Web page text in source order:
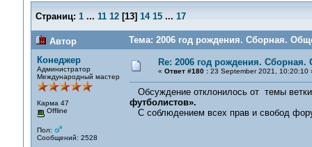
Страниц: 1 ... 11 12[13] 14 15 ... 17
Автор
Тема: 2006 год рождения. Сборная.
Конеджер
Администратор
Международный мастер
Карма 47
Offline
Пол:
Сообщений: 2528
Re: 2006 год рождения.
« Ответ #180 :23 September 2021, 10:20:10
Обсуждение отклонилось от темы
футболистов».
С соблюдением всех прав и свобод